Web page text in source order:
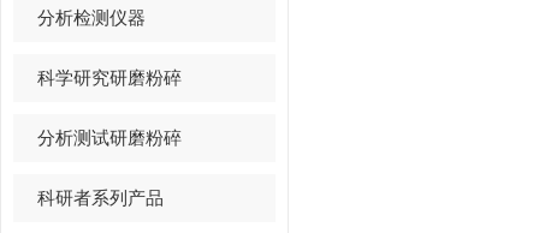
分析检测仪器
科学研究研磨粉碎
分析测试研磨粉碎
科研者系列产品